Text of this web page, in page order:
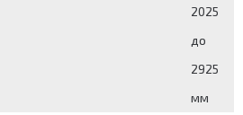
2025
до
2925
мм